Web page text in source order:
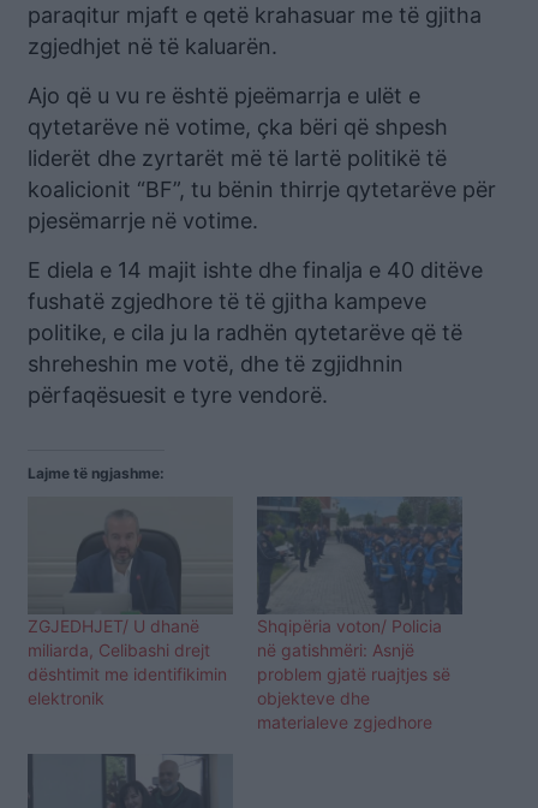
paraqitur mjaft e qetë krahasuar me të gjitha
zgjedhjet në të kaluarën.
Ajo që u vu re është pjeëmarrja e ulët e
qytetarëve në votime, çka bëri që shpesh
liderët dhe zyrtarët më të lartë politikë të
koalicionit “BF”, tu bënin thirrje qytetarëve për
pjesëmarrje në votime.
E diela e 14 majit ishte dhe finalja e 40 ditëve
fushatë zgjedhore të të gjitha kampeve
politike, e cila ju la radhën qytetarëve që të
shreheshin me votë, dhe të zgjidhnin
përfaqësuesit e tyre vendorë.
Lajme të ngjashme:
ZGJEDHJET/ U dhanë
miliarda, Celibashi drejt
dështimit me identifikimin
elektronik
Shqipëria voton/ Policia
në gatishmëri: Asnjë
problem gjatë ruajtjes së
objekteve dhe
materialeve zgjedhore